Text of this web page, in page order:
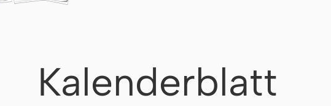
Kalenderblatt